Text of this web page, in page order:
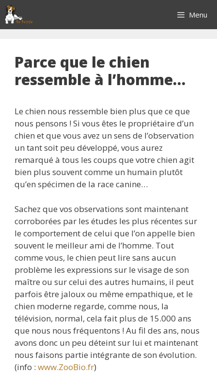
Aller
au
contenu
Menu
Parce que le chien
ressemble à l’homme…
Le chien nous ressemble bien plus que ce que
nous pensons ! Si vous êtes le propriétaire d’un
chien et que vous avez un sens de l’observation
un tant soit peu développé, vous aurez
remarqué à tous les coups que votre chien agit
bien plus souvent comme un humain plutôt
qu’en spécimen de la race canine…
Sachez que vos observations sont maintenant
corroborées par les études les plus récentes sur
le comportement de celui que l’on appelle bien
souvent le meilleur ami de l’homme. Tout
comme vous, le chien peut lire sans aucun
problème les expressions sur le visage de son
maître ou sur celui des autres humains, il peut
parfois être jaloux ou même empathique, et le
chien moderne regarde, comme nous, la
télévision, normal, cela fait plus de 15.000 ans
que nous nous fréquentons ! Au fil des ans, nous
avons donc un peu déteint sur lui et maintenant
nous faisons partie intégrante de son évolution.
(info : www.ZooBio.fr)